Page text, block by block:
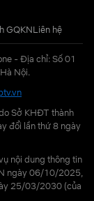
GQKNLiên hệ
- Địa chỉ: Số 01
Nội.
Sở KHĐT thành
đổi lần thứ 8 ngày
nội dung thông tin
ngày 06/10/2025,
25/03/2030 (của